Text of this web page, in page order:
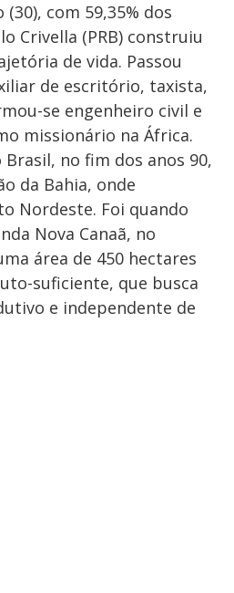
com 59,35% dos
Crivella (PRB) construiu
de vida. Passou
de escritório, taxista,
se engenheiro civil e
missionário na África.
no fim dos anos 90,
da Bahia, onde
Nordeste. Foi quando
Nova Canaã, no
área de 450 hectares
suficiente, que busca
e independente de